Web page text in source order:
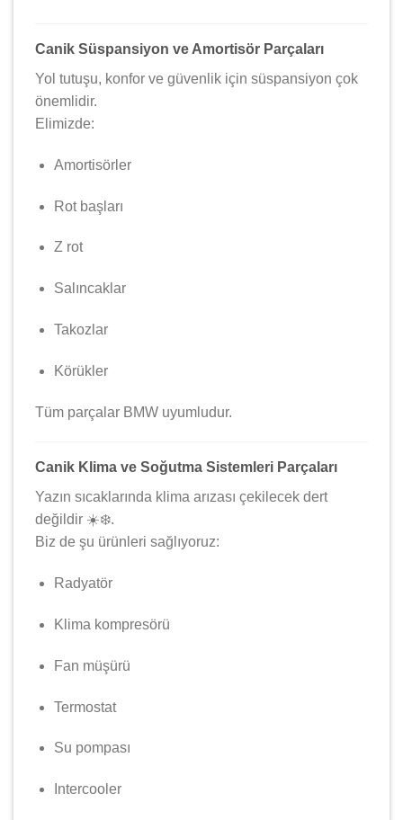
Canik Süspansiyon ve Amortisör Parçaları
Yol tutuşu, konfor ve güvenlik için süspansiyon çok
önemlidir.
Elimizde:
Amortisörler
Rot başları
Z rot
Salıncaklar
Takozlar
Körükler
Tüm parçalar BMW uyumludur.
Canik Klima ve Soğutma Sistemleri Parçaları
Yazın sıcaklarında klima arızası çekilecek dert
değildir ☀️❄️.
Biz de şu ürünleri sağlıyoruz:
Radyatör
Klima kompresörü
Fan müşürü
Termostat
Su pompası
Intercooler